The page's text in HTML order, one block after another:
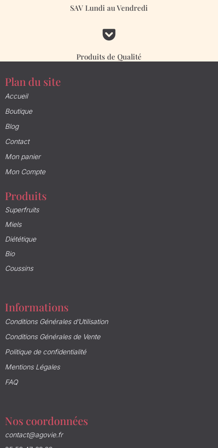
SAV Lundi au Vendredi

Produits de Qualité
Plan du site
Accueil
Boutique
Blog
Contact
Mon panier
Mon Compte
Produits
Superfruits
Miels
Diététique
Bio
Coussins
Informations
Conditions Générales d’Utilisation
Conditions Générales de Vente
Politique de confidentialité
Mentions Légales
FAQ
Nos coordonnées
contact@agovie.fr